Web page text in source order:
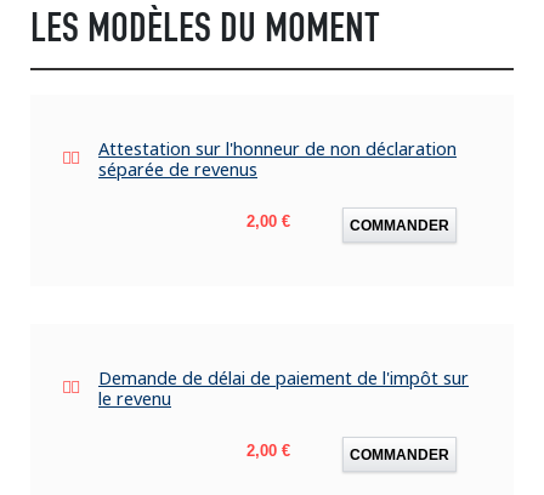
LES MODÈLES DU MOMENT
Attestation sur l'honneur de non déclaration
séparée de revenus
Prix
2,00 € COMMANDER
Demande de délai de paiement de l'impôt sur
le revenu
Prix
2,00 € COMMANDER